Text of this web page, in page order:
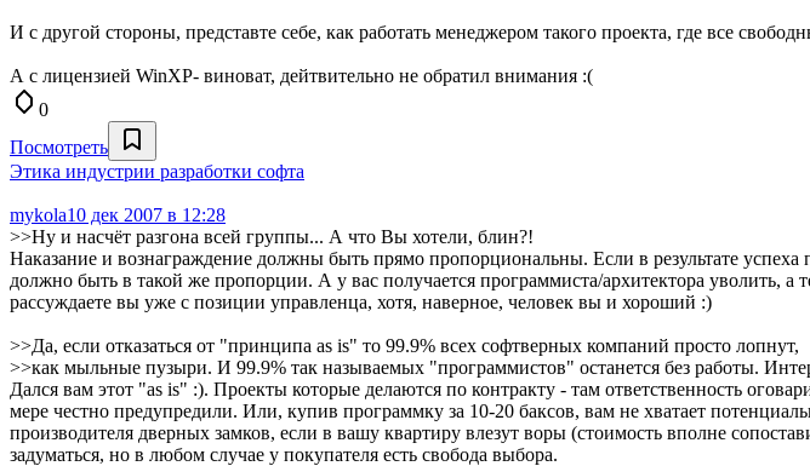
И с другой стороны, представте себе, как работать менеджером такого проекта, где все
А с лицензией WinXP- виноват, дейтвительно не обратил внимания :(
0
Посмотреть
Этика индустрии разработки софта
mykola10 дек 2007 в 12:28
>>Ну и насчёт разгона всей группы... А что Вы хотели, блин?!
Наказание и вознаграждение должны быть прямо пропорциональны. Если в результате
должно быть в такой же пропорции. А у вас получается программиста/архитектора уволить,
рассуждаете вы уже с позиции управленца, хотя, наверное, человек вы и хороший :)
>>Да, если отказаться от "принципа as is" то 99.9% всех софтверных компаний просто лопнут,
>>как мыльные пузыри. И 99.9% так называемых "программистов" останется без работы.
Дался вам этот "as is" :). Проекты которые делаются по контракту - там ответственность
мере честно предупредили. Или, купив программку за 10-20 баксов, вам не хватает
производителя дверных замков, если в вашу квартиру влезут воры (стоимость вполне
задуматься, но в любом случае у покупателя есть свобода выбора.